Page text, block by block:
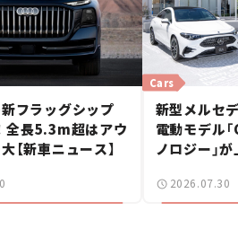
フラッグシップ
全長5.3m超はアウ
【新車ニュース】
Cars
新型メルセ
電動モデル
ノロジー」
ース】
2026.07.30